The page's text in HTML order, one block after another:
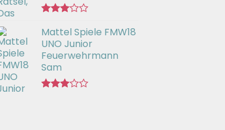
mit
3.00
von 5
Mattel Spiele FMW18
UNO Junior
Feuerwehrmann
Sam